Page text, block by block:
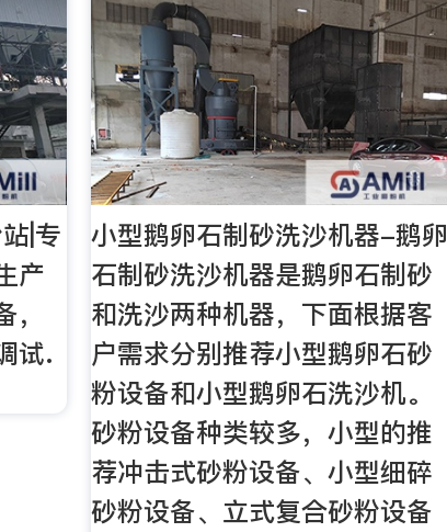
|专
产
试.
小型鹅卵石制砂洗沙机器-鹅卵
石制砂洗沙机器是鹅卵石制砂
和洗沙两种机器，下面根据客
户需求分别推荐小型鹅卵石砂
粉设备和小型鹅卵石洗沙机。
砂粉设备种类较多，小型的推
荐冲击式砂粉设备、小型细碎
砂粉设备、立式复合砂粉设备